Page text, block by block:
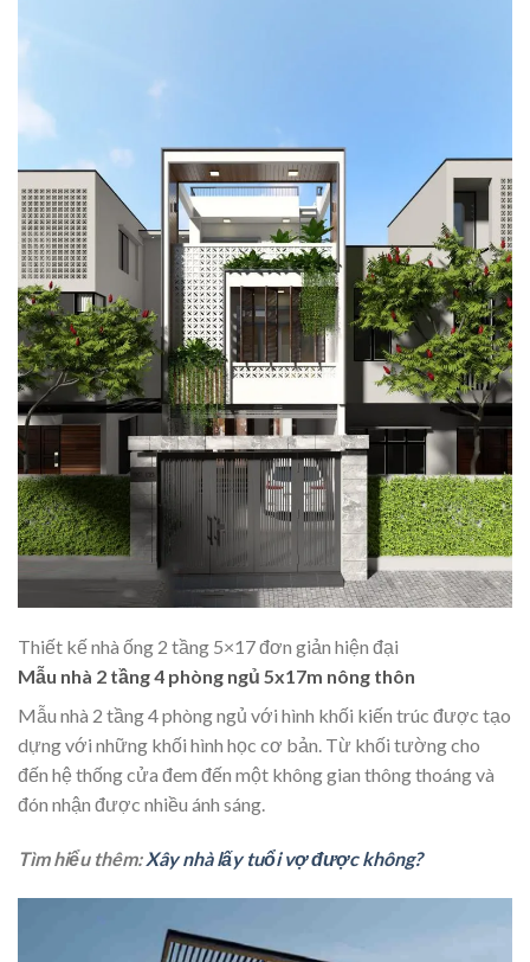
Thiết kế nhà ống 2 tầng 5×17 đơn giản hiện đại
Mẫu nhà 2 tầng 4 phòng ngủ 5x17m nông thôn
Mẫu nhà 2 tầng 4 phòng ngủ với hình khối kiến trúc được tạo
dựng với những khối hình học cơ bản. Từ khối tường cho
đến hệ thống cửa đem đến một không gian thông thoáng và
đón nhận được nhiều ánh sáng.
Tìm hiểu thêm:Xây nhà lấy tuổi vợ được không?